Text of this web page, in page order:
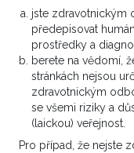
Onkolog, Urolog
první linie
jste zdravotnickým
předepisovat
prostředky a
berete na vědomí,
stránkách nejsou
zdravotnickým
se všemi riziky a
(laickou) veřejnost.
Pro případ, že nejste